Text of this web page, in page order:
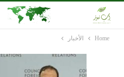
Home الأخبار